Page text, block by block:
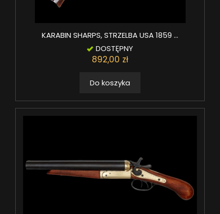
KARABIN SHARPS, STRZELBA USA 1859 ...
DOSTĘPNY
892,00 zł
Do koszyka